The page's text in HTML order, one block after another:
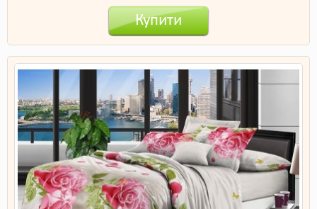
Купити